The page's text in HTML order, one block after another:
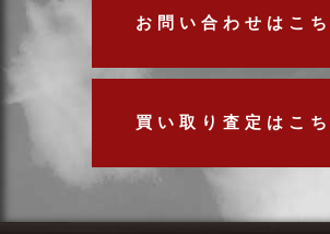
お問い合わせはこち
買い取り査定はこち